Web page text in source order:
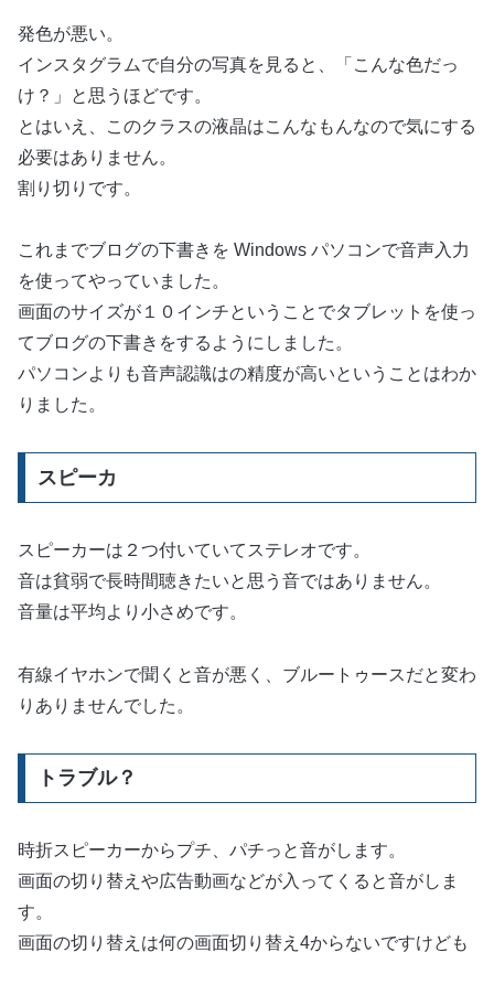
発色が悪い。
インスタグラムで自分の写真を見ると、「こんな色だっ
け？」と思うほどです。
とはいえ、このクラスの液晶はこんなもんなので気にする
必要はありません。
割り切りです。
これまでブログの下書きを Windows パソコンで音声入力
を使ってやっていました。
画面のサイズが１０インチということでタブレットを使っ
てブログの下書きをするようにしました。
パソコンよりも音声認識はの精度が高いということはわか
りました。
スピーカ
スピーカーは２つ付いていてステレオです。
音は貧弱で長時間聴きたいと思う音ではありません。
音量は平均より小さめです。
有線イヤホンで聞くと音が悪く、ブルートゥースだと変わ
りありませんでした。
トラブル？
時折スピーカーからプチ、パチっと音がします。
画面の切り替えや広告動画などが入ってくると音がしま
す。
画面の切り替えは何の画面切り替え4からないですけども